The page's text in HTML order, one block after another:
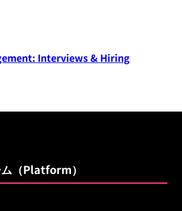
Interviews & Hiring
（Platform）